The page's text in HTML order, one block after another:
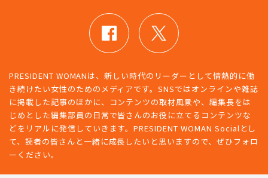
PRESIDENT WOMANは、新しい時代のリーダーとして情熱的に働
き続けたい女性のためのメディアです。SNSではオンラインや雑誌
に掲載した記事のほかに、コンテンツの取材風景や、編集長をは
じめとした編集部員の日常で皆さんのお役に立てるコンテンツな
どをリアルに発信していきます。PRESIDENT WOMAN Socialとし
て、読者の皆さんと一緒に成長したいと思いますので、ぜひフォロ
ーください。